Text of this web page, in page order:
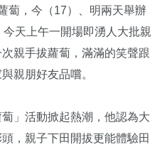
蔔，今（17）、明兩天舉辦
今天上午一開場即湧人大批親
親手拔蘿蔔，滿滿的笑聲跟
親朋好友品嚐。
」活動掀起熱潮，他認為大
，親子下田開拔更能體驗田